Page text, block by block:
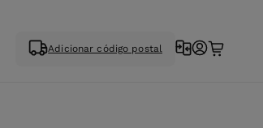
Adicionar código postal